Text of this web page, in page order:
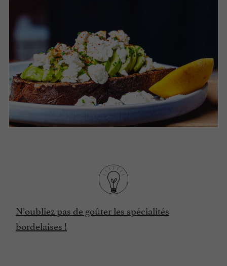
N’oubliez pas de goûter les spécialités
bordelaises !